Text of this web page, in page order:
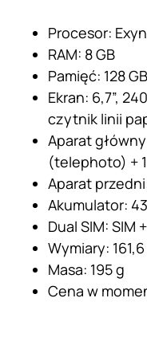
Procesor:
RAM: 8 GB
Pamięć: 128 GB
Ekran: 6,7”,
czytnik linii
Aparat
(telephoto) +
Aparat
Akumulator:
Dual SIM: SIM
Wymiary:
Masa: 195 g
Cena w